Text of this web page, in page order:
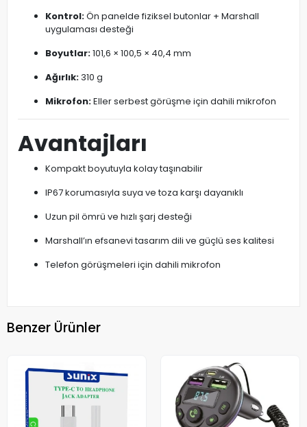
Kontrol:Ön panelde fiziksel butonlar + Marshall
uygulaması desteği
Boyutlar:101,6 × 100,5 × 40,4 mm
Ağırlık:310 g
Mikrofon:Eller serbest görüşme için dahili mikrofon
Avantajları
Kompakt boyutuyla kolay taşınabilir
IP67 korumasıyla suya ve toza karşı dayanıklı
Uzun pil ömrü ve hızlı şarj desteği
Marshall’ın efsanevi tasarım dili ve güçlü ses kalitesi
Telefon görüşmeleri için dahili mikrofon
Benzer Ürünler